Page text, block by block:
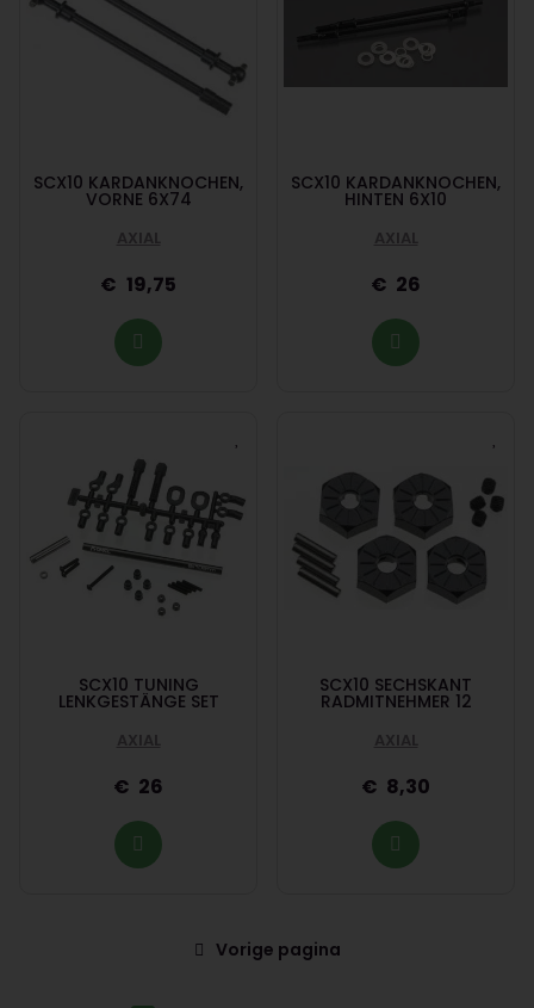
SCX10 KARDANKNOCHEN,
VORNE 6X74
AXIAL
19,75
SCX10 KARDANKNOCHEN,
HINTEN 6X10
AXIAL
26
SCX10 TUNING
LENKGESTÄNGE SET
AXIAL
26
SCX10 SECHSKANT
RADMITNEHMER 12
AXIAL
8,30
Vorige pagina